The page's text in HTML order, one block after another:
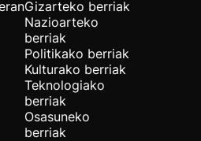
Gizarteko berriak
Nazioarteko
berriak
Politikako berriak
Kulturako berriak
Teknologiako
berriak
Osasuneko
berriak